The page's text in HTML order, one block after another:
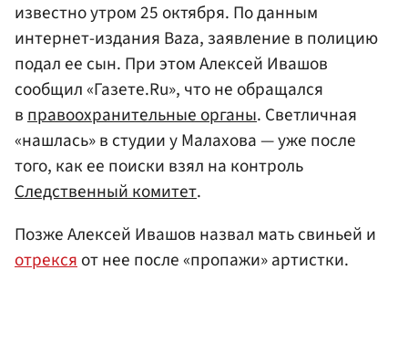
известно утром 25 октября. По данным
интернет-издания Baza, заявление в полицию
подал ее сын. При этом Алексей Ивашов
сообщил «Газете.Ru», что не обращался
вправоохранительные органы. Светличная
«нашлась» в студии у Малахова — уже после
того, как ее поиски взял на контроль
Следственный комитет.
Позже Алексей Ивашов назвал мать свиньей и
отрексяот нее после «пропажи» артистки.